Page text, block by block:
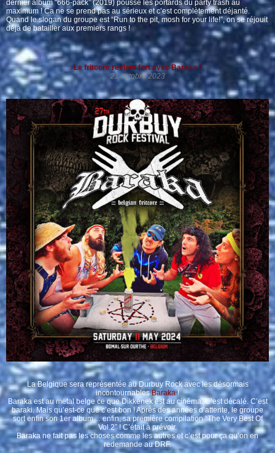
dernier album “666-pack” (2019) pousse les portards du party trash au
maximum ! Ca ne se prend pas au sérieux et c’est complètement déjanté.
Quand le slogan du groupe est “Run to the pit, mosh for your life!”, on se réjouit
déjà de batailler aux premiers rangs !
Le fritcore revient fort avec Baraka !
21 octobre 2023
La Belgique sera représentée au Durbuy Rock avec les désormais
incontournablesBaraka!
Baraka est au metal belge ce que Dikkenek est au cinéma. C’est décalé. C’est
baraki. Mais qu’est-ce que c’est bon ! Après des années d’attente, le groupe
sort enfin son 1er album… enfin, sa première compilation “The Very Best Of
Vol.2” ! C’était à prévoir.
Baraka ne fait pas les choses comme les autres et c’est pour ça qu’on en
redemande au DRF.